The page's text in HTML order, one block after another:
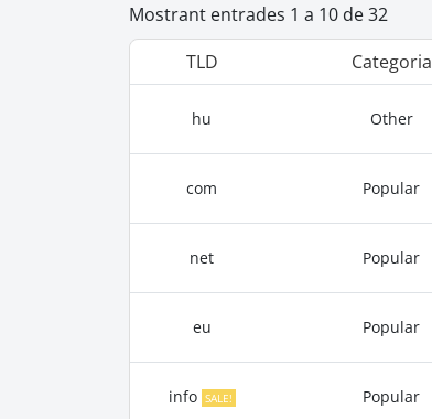
Mostrant entrades 1 a 10 de 32
TLD
Categoria
hu Other
com Popular
net Popular
eu Popular
info SALE! Popular